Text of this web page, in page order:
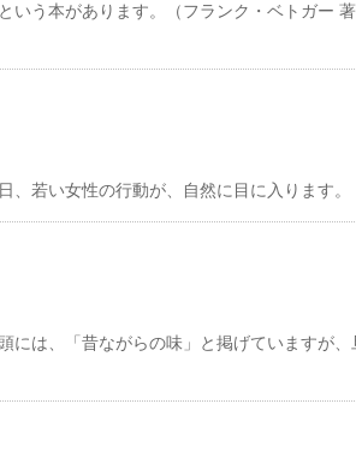
という本があります。（フランク・ベトガ
、若い女性の行動が、自然に目に入ります。
には、「昔ながらの味」と掲げていますが